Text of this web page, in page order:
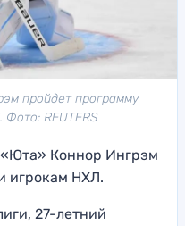
пройдет программу
REUTERS
«Юта» Коннор Ингрэм
игрокам НХЛ.
27-летний